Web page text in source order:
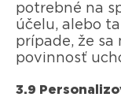
potrebné na
účelu, alebo
prípade, že sa
povinnosť
3.9